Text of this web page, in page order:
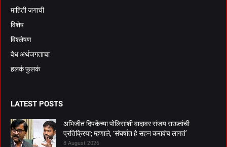
माहिती जगाची
विशेष
विश्लेषण
वेध अर्थजगताचा
हलकं फुलकं
LATEST POSTS
अभिजीत दिपकेंच्या पोलिसांशी वादावर संजय राऊतांची
प्रतिक्रिया; म्हणाले, ‘संघर्षात हे सहन करावंच लागतं’
8 August 2026